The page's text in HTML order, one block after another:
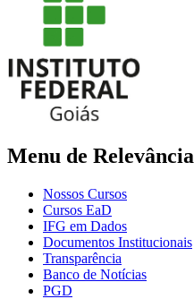
Menu de Relevância
Nossos Cursos
Cursos EaD
IFG em Dados
Documentos Institucionais
Transparência
Banco de Notícias
PGD